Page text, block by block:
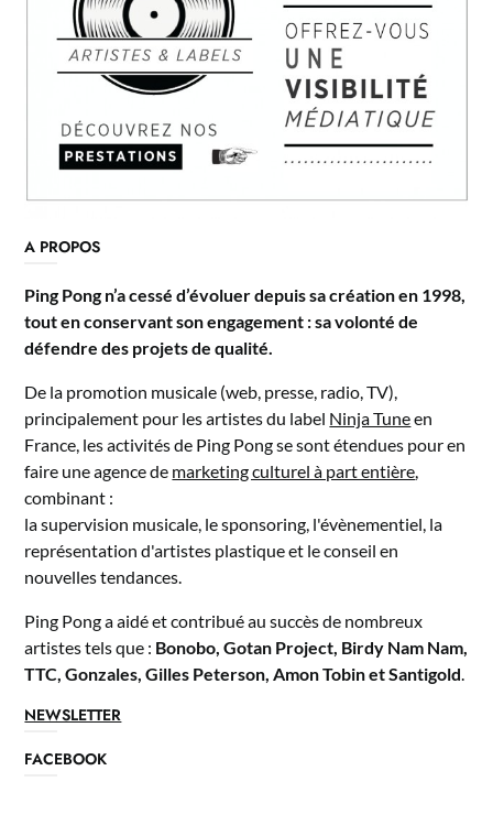
A PROPOS
Ping Pong n’a cessé d’évoluer depuis sa création en 1998,
tout en conservant son engagement : sa volonté de
défendre des projets de qualité.
De la promotion musicale (web, presse, radio, TV),
principalement pour les artistes du label Ninja Tuneen
France, les activités de Ping Pong se sont étendues pour en
faire une agence de marketing culturel à part entière,
combinant :
la supervision musicale, le sponsoring, l'évènementiel, la
représentation d'artistes plastique et le conseil en
nouvelles tendances.
Ping Pong a aidé et contribué au succès de nombreux
artistes tels que : Bonobo, Gotan Project, Birdy Nam Nam,
TTC, Gonzales, Gilles Peterson, Amon Tobin et Santigold.
NEWSLETTER
FACEBOOK